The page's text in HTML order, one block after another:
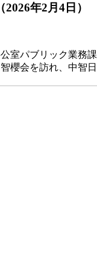
年2月4日）
パブリック業務
会を訪れ、中智